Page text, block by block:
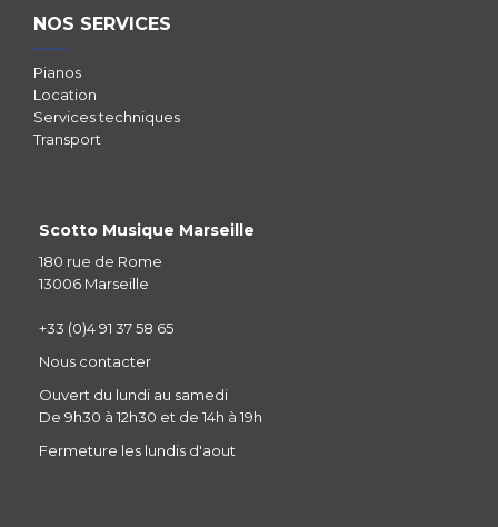
NOS SERVICES
Pianos
Location
Services techniques
Transport
Scotto Musique Marseille
180 rue de Rome
13006 Marseille
+33 (0)4 91 37 58 65
Nous contacter
Ouvert du lundi au samedi
De 9h30 à 12h30 et de 14h à 19h
Fermeture les lundis d'aout